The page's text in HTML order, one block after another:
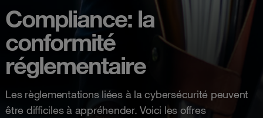
Compliance: la
conformité
réglementaire
Les règlementations liées à la cybersécurité peuvent
être difficiles à appréhender. Voici les offres